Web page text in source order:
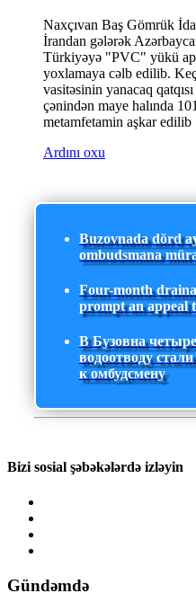
Naxçıvan Baş Gömrük
İrandan gələrək
Türkiyəyə "PVC" yükü
yoxlamaya cəlb edilib.
vasitəsinin yanacaq
çənindən maye halında
metamfetamin aşkar edilib
Ardını oxu
Buzovnada dörd
ombudsmana
Four-month
prompt an appeal
В Бузовна
водоотводу
к омбудсмену
Bizi sosial şəbəkələrdə izləyin
Gündəmdə